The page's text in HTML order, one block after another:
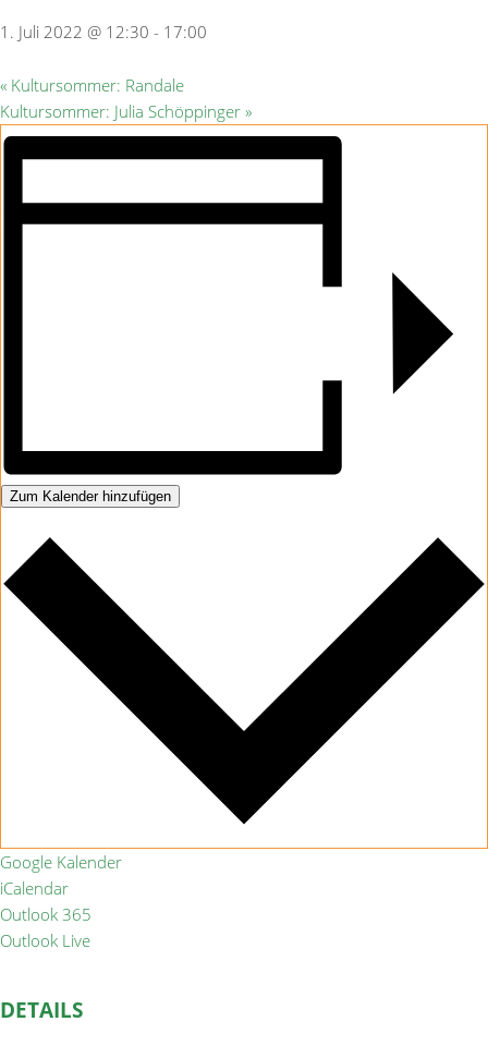
1. Juli 2022 @ 12:30 - 17:00
« Kultursommer: Randale
Kultursommer: Julia Schöppinger »
Zum Kalender hinzufügen
Google Kalender
iCalendar
Outlook 365
Outlook Live
DETAILS